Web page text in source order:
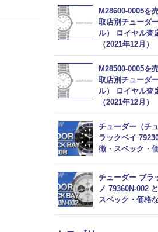
M28600-0005を
取店別チューダ
ル） ロイヤル査
（2021年12月）
M28500-0005を
取店別チューダ
ル） ロイヤル査
（2021年12月）
チューダー（チ
ラックベイ
徴・スペック・
チューダー ブラ
ノ 79360N-002
スペック・価格